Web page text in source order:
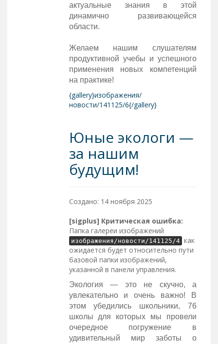
актуальные знания в этой
динамично развивающейся
области.
Желаем нашим слушателям
продуктивной учебы и успешного
применения новых компетенций
на практике!
{gallery}изображения/
новости/141125/6{/gallery}
Юные экологи —
за нашим
будущим!
Создано: 14 ноября 2025
[sigplus] Критическая ошибка:
Папка галереи изображений
изображения/новости/141125/4 как
ожидается будет относительно пути
базовой папки изображений,
указанной в панели управления.
Экология — это не скучно, а
увлекательно и очень важно! В
этом убедились школьники, 76
школы для которых мы провели
очередное погружение в
удивительный мир заботы о